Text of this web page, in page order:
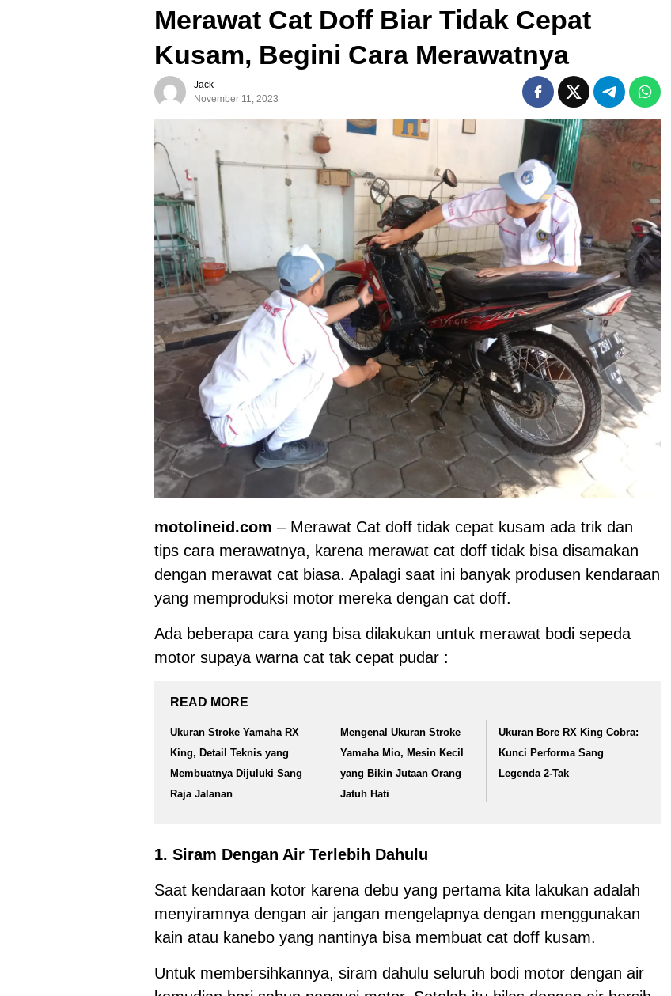
Merawat Cat Doff Biar Tidak Cepat
Kusam, Begini Cara Merawatnya
Jack
November 11, 2023
motolineid.com – Merawat Cat doff tidak cepat kusam ada trik dan
tips cara merawatnya, karena merawat cat doff tidak bisa disamakan
dengan merawat cat biasa. Apalagi saat ini banyak produsen kendaraan
yang memproduksi motor mereka dengan cat doff.
Ada beberapa cara yang bisa dilakukan untuk merawat bodi sepeda
motor supaya warna cat tak cepat pudar :
READ MORE
Ukuran Stroke Yamaha RX
King, Detail Teknis yang
Membuatnya Dijuluki Sang
Raja Jalanan
Mengenal Ukuran Stroke
Yamaha Mio, Mesin Kecil
yang Bikin Jutaan Orang
Jatuh Hati
Ukuran Bore RX King Cobra:
Kunci Performa Sang
Legenda 2-Tak
1. Siram Dengan Air Terlebih Dahulu
Saat kendaraan kotor karena debu yang pertama kita lakukan adalah
menyiramnya dengan air jangan mengelapnya dengan menggunakan
kain atau kanebo yang nantinya bisa membuat cat doff kusam.
Untuk membersihkannya, siram dahulu seluruh bodi motor dengan air